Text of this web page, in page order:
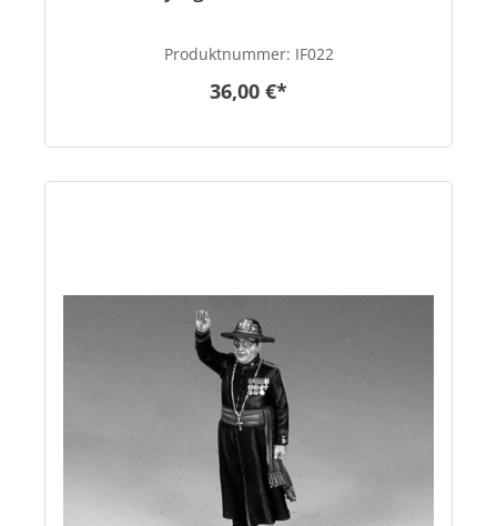
Produktnummer: IF022
36,00 €*